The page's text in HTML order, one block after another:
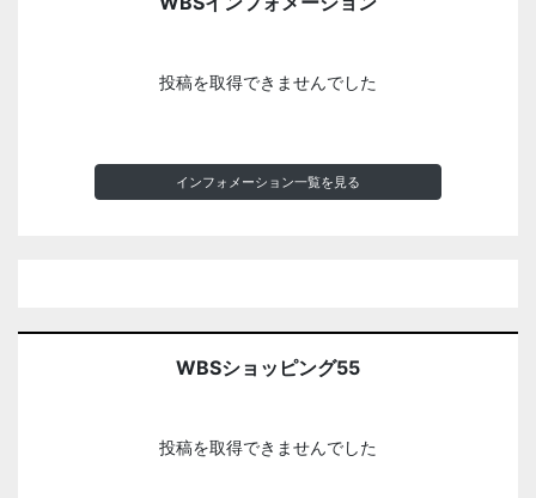
投稿を取得できませんでした
インフォメーション一覧を見る
WBSショッピング55
投稿を取得できませんでした